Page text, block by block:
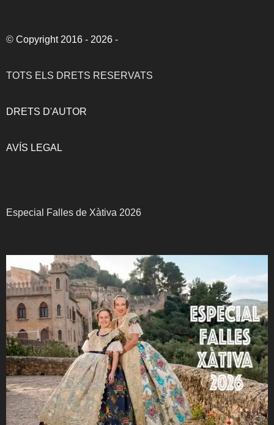
© Copyright 2016 - 2026 -
TOTS ELS DRETS RESERVATS
DRETS D'AUTOR
AVÍS LEGAL
Especial Falles de Xàtiva 2026